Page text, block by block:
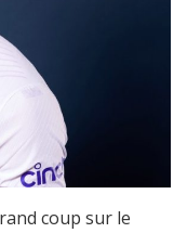
coup sur le